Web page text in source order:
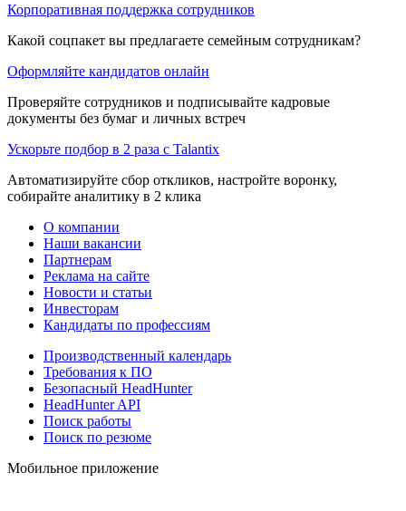
Корпоративная поддержка сотрудников
Какой соцпакет вы предлагаете семейным сотрудникам?
Оформляйте кандидатов онлайн
Проверяйте сотрудников и подписывайте кадровые
документы без бумаг и личных встреч
Ускорьте подбор в 2 раза с Talantix
Автоматизируйте сбор откликов, настройте воронку,
собирайте аналитику в 2 клика
О компании
Наши вакансии
Партнерам
Реклама на сайте
Новости и статьи
Инвесторам
Кандидаты по профессиям
Производственный календарь
Требования к ПО
Безопасный HeadHunter
HeadHunter API
Поиск работы
Поиск по резюме
Мобильное приложение